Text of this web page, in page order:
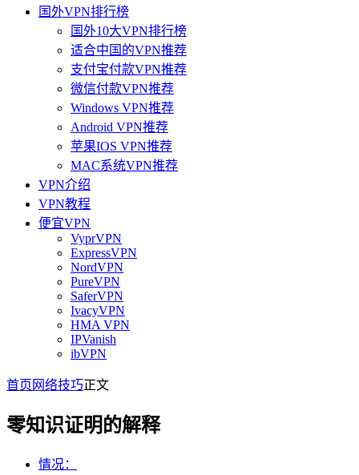
国外VPN排行榜
国外10大VPN排行榜
适合中国的VPN推荐
支付宝付款VPN推荐
微信付款VPN推荐
Windows VPN推荐
Android VPN推荐
苹果IOS VPN推荐
MAC系统VPN推荐
VPN介绍
VPN教程
便宜VPN
VyprVPN
ExpressVPN
NordVPN
PureVPN
SaferVPN
IvacyVPN
HMA VPN
IPVanish
ibVPN
首页 网络技巧正文
零知识证明的解释
情况：